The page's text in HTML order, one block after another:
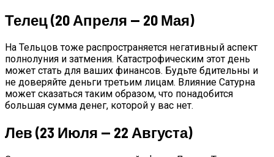
Телец (20 Апреля — 20 Мая)
На Тельцов тоже распространяется негативный аспект
полнолуния и затмения. Катастрофическим этот день
может стать для ваших финансов. Будьте бдительны и
не доверяйте деньги третьим лицам. Влияние Сатурна
может сказаться таким образом, что понадобится
большая сумма денег, которой у вас нет.
Лев (23 Июля — 22 Августа)